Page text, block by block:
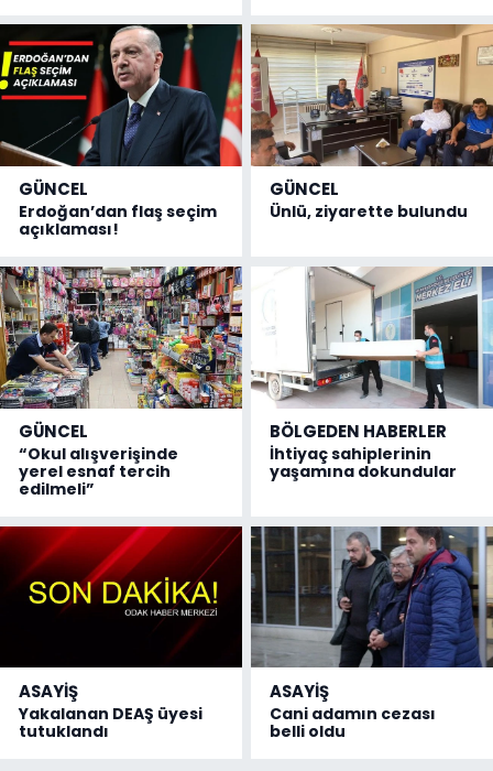
GÜNCEL
Erdoğan’dan flaş seçim
açıklaması!
GÜNCEL
Ünlü, ziyarette bulundu
GÜNCEL
“Okul alışverişinde
yerel esnaf tercih
edilmeli”
BÖLGEDEN HABERLER
İhtiyaç sahiplerinin
yaşamına dokundular
ASAYİŞ
Yakalanan DEAŞ üyesi
tutuklandı
ASAYİŞ
Cani adamın cezası
belli oldu